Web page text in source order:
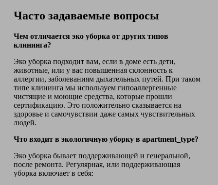
Часто задаваемые вопросы
Чем отличается эко уборка от других типов
клининга?
Эко уборка подходит вам, если в доме есть дети,
животные, или у вас повышенная склонность к
аллергии, заболеваниям дыхательных путей. При таком
типе клининга мы используем гипоаллергенные
чистящие и моющие средства, которые прошли
сертификацию. Это положительно сказывается на
здоровье и самочувствии даже самых чувствительных
людей.
Что входит в экологичную уборку в apartment_type?
Эко уборка бывает поддерживающей и генеральной,
после ремонта. Регулярная, или поддерживающая
уборка включает в себя: